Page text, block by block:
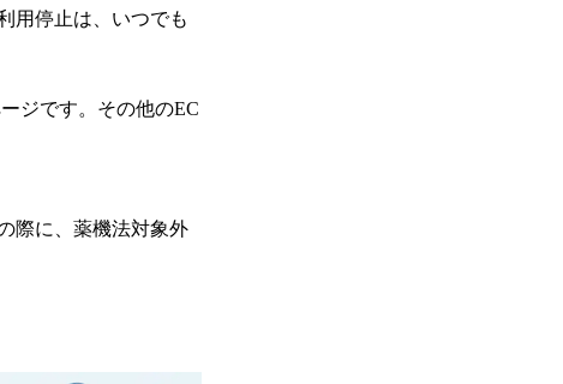
用停止は、いつでも
ジです。その他のEC
際に、薬機法対象外